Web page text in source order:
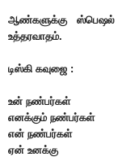
ஆண்களுக்கு ஸ்பெஷல்
உத்தரவாதம்.
டிஸ்கி கவுஜை :
உன் நண்பர்கள்
எனக்கும் நண்பர்கள்
என் நண்பர்கள்
ஏன் உனக்கு